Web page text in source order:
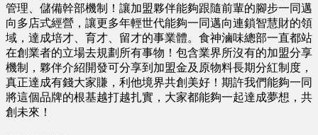
管理、儲備幹部機制！讓加盟夥伴能夠跟隨前輩的腳步一同邁
向多店式經營，讓更多年輕世代能夠一同邁向連鎖智慧財的領
域，達成培才、育才、留才的事業體。食神滷味總部一直都站
在創業者的立場去規劃所有事物！包含業界所沒有的加盟分享
機制，夥伴介紹開發可分享到加盟金及原物料長期分紅制度，
真正達成有錢大家賺，利他境界共創美好！期許我們能夠一同
將這個品牌的根基越打越扎實，大家都能夠一起達成夢想，共
創未來！